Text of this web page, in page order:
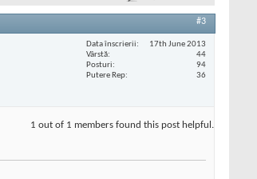
#3
Data înscrierii
17th June 2013
Vârstă
44
Posturi
94
Putere Rep
36
1 out of 1 members found this post helpful.